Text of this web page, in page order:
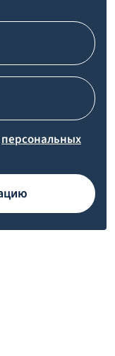
персональных